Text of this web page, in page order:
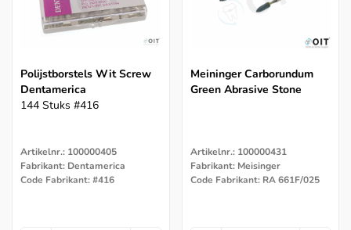
Polijstborstels Wit Screw
Dentamerica
144 Stuks #416
Artikelnr.: 100000405
Fabrikant: Dentamerica
Code Fabrikant: #416
Meininger Carborundum
Green Abrasive Stone
Artikelnr.: 100000431
Fabrikant: Meisinger
Code Fabrikant: RA 661F/025